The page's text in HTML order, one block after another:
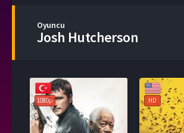
Oyuncu
Josh Hutcherson
1080p HD